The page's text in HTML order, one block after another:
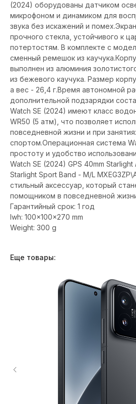
(2024) оборудованы датчиком
микрофоном и динамиком для
звука без искажений и
прочного стекла, устойчивого к
потертостям. В комплекте с
сменный ремешок из
выполнен из алюминия
из бежевого каучука. Размер
а вес - 26,4 г.Время автономной
дополнительной подзарядки
Watch SE (2024) имеют класс
WR50 (5 атм), что позволяет
повседневной жизни и при
спортом.Операционная система
простоту и удобство
Watch SE (2024) GPS 40mm Starlight
Starlight Sport Band - M/L
стильный аксессуар, который
помощником в повседневной
Гарантийный срок: 1 год
lwh: 100x100x270 mm
Weight: 300 g
Еще товары: